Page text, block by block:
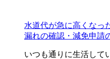
水道代が急に高くなっ
漏れの確認・減免申請
いつも通りに生活して